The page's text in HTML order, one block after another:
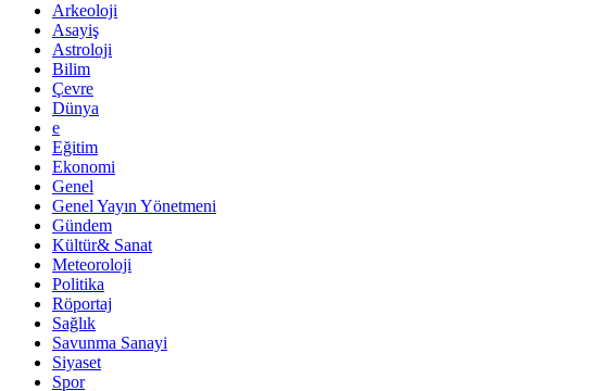
Arkeoloji
Asayiş
Astroloji
Bilim
Çevre
Dünya
e
Eğitim
Ekonomi
Genel
Genel Yayın Yönetmeni
Gündem
Kültür& Sanat
Meteoroloji
Politika
Röportaj
Sağlık
Savunma Sanayi
Siyaset
Spor